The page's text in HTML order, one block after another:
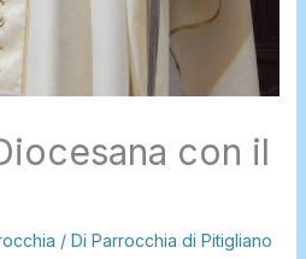
con il
/ Di Parrocchia di Pitigliano